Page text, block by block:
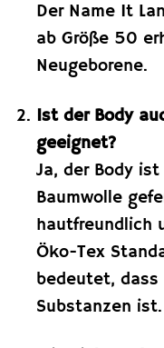
Der Name It
ab Größe 50
Neugeborene.
Ist der Body
geeignet?
Ja, der Body
Baumwolle
hautfreundlich
Öko-Tex
bedeutet, dass
Substanzen ist.